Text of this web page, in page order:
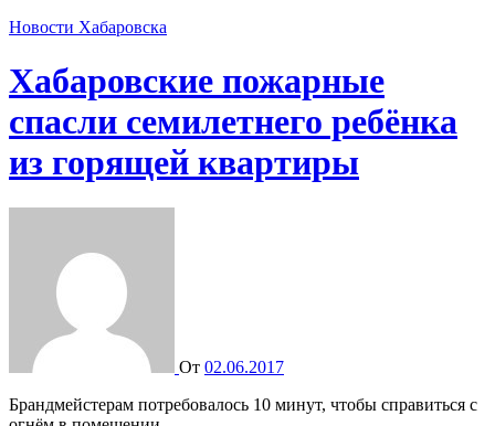
Новости Хабаровска
Хабаровские пожарные
спасли семилетнего ребёнка
из горящей квартиры
От 02.06.2017
Брандмейстерам потребовалось 10 минут, чтобы справиться с